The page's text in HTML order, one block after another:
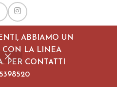
ABBIAMO UN
CON LA LINEA
PER CONTATTI
i diritti riservati - Design